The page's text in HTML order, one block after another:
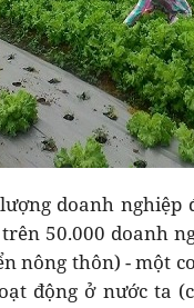
doanh
50.000 doanh
nông thôn) - một
động ở nước ta